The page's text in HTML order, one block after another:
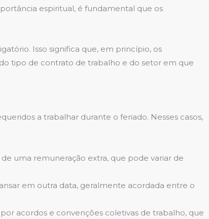
espiritual, é fundamental que os
Isso significa que, em princípio, os
tipo de contrato de trabalho e do setor em que
a trabalhar durante o feriado. Nesses casos,
uma remuneração extra, que pode variar de
em outra data, geralmente acordada entre o
acordos e convenções coletivas de trabalho, que